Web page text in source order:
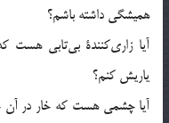
هميشگي داشته باشم؟
آيا زاري‌كنندة بي‌تابي هست
ياريش كنم؟
آيا چشمي هست كه خار در آن